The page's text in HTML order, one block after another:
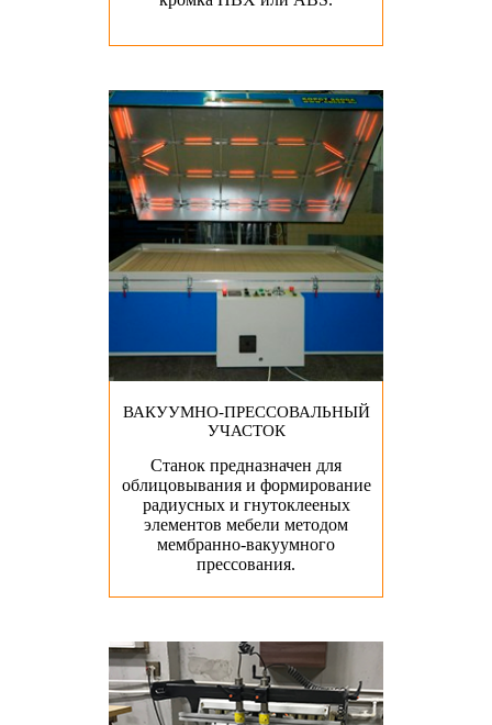
ВАКУУМНО-ПРЕССОВАЛЬНЫЙ
УЧАСТОК
Станок предназначен для
облицовывания и формирование
радиусных и гнутоклееных
элементов мебели методом
мембранно-вакуумного
прессования.